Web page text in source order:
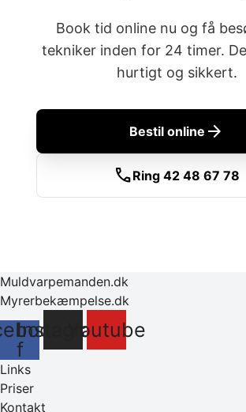
Book tid online nu og få
tekniker inden for 24 timer.
hurtigt og sikkert.
Bestil online arrow_forward
callRing 42 48 67 78
Muldvarpemanden.dk
Myrerbekæmpelse.dk
f
InstagramYoutube
Links
Priser
Kontakt